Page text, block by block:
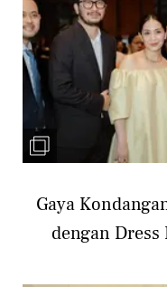
Gaya
dengan